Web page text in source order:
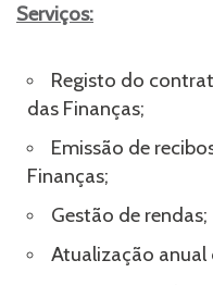
Serviços:
Registo do
das Finanças;
Emissão de
Finanças;
Gestão de rendas;
Atualização anual